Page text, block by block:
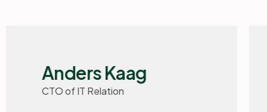
Alexander Paral
Managing Director, Quorum